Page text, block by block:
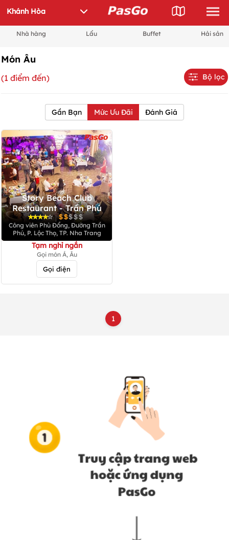
Nhà hàng Lẩu Buffet Hải sản
Món Âu
(1 điểm đến) Bộ lọc
Gần Bạn Mức Ưu Đãi Đánh Giá
Story Beach Club
Restaurant - Trần Phú
|
Công viên Phù Đổng, Đường Trần
Phú, P. Lộc Thọ, TP. Nha Trang
Tạm nghỉ ngắn
Gọi món Á, Âu
Gọi điện
1